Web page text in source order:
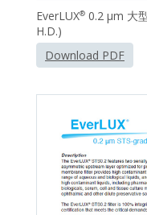
EverLUX® 0.2 μm 大
H.D.)
Download PDF